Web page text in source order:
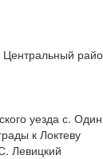
уезда с.
к Локтеву
Левицкий